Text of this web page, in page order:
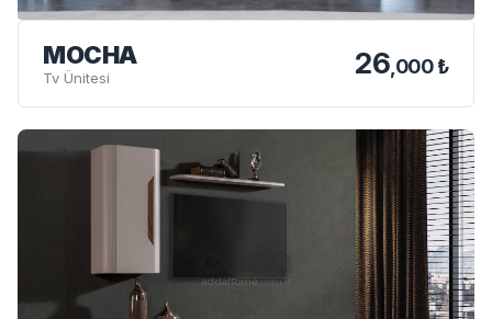
MOCHA
Tv Ünitesi 26 ,000 ₺